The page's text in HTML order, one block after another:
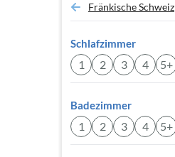
Fränkische Schweiz
Schlafzimmer
1 2 3 4 5+
Badezimmer
1 2 3 4 5+